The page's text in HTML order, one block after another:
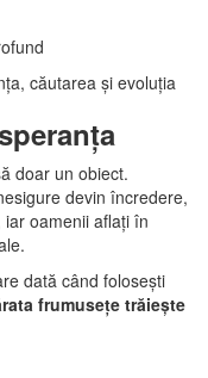
căutarea și evoluția
doar un obiect.
devin încredere,
oamenii aflați în
dată când folosești
frumusețe trăiește